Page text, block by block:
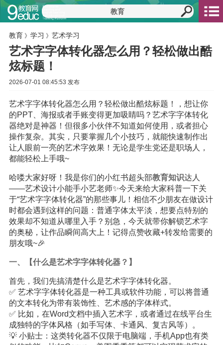
教育 》 学习 》 艺术学习
艺术字字体转化器怎么用？轻松做出酷
炫标题！
2026-07-01 08:45:53 发布
艺术字字体转化器怎么用？轻松做出酷炫标题！，想让你
的PPT、海报或者手账变得更加吸睛吗？艺术字字体转化
器绝对是神器！但很多小伙伴不知道如何使用，或者担心
操作复杂。其实，只要掌握几个小技巧，就能快速制作出
让人眼前一亮的艺术字效果！无论是学生党还是职场人，
都能轻松上手哦~
哈喽大家好呀！我是你们的小红书超头部教育知识达人
——艺术设计小能手小艺老师✨今天来给大家科普一下关
于“艺术字字体转化器”的那些事儿！相信不少朋友在做设计
时都会遇到这样的问题：普通字体太平淡，想要点特别的
效果却不知道从哪里入手？别急，今天就带你解锁艺术字
的奥秘，让作品瞬间高大上！记得点赞收藏+转发给需要的
朋友哦~🎉
一、【什么是艺术字字体转化器？】
首先，我们先搞清楚什么是艺术字字体转化器。
✅ 艺术字字体转化器是一种工具或软件功能，可以将普通
的文本转化为带有装饰性、艺术感的字体样式。
✅ 比如，在Word文档中插入艺术字，或者通过在线平台生
成独特的字体风格（如手写体、卡通风、复古风等）。
💡 小贴士：这类转化器不仅限于电脑端，手机App也有类